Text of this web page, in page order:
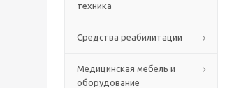
техника
Средства реабилитации
Медицинская мебель и
оборудование